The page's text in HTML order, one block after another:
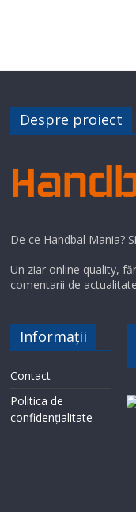
Despre proiect
De ce Handbal Mania?
Un ziar online quality,
comentarii de
Informații
Contact
Politica de
confidențialitate